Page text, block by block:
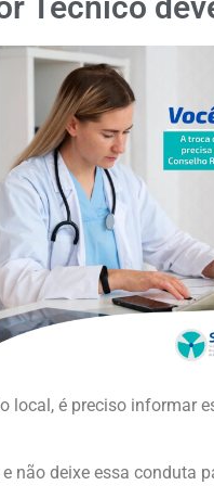
é preciso informar
não deixe essa conduta